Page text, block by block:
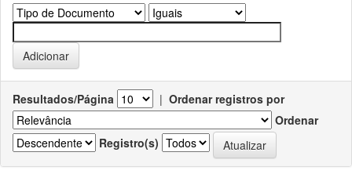
Resultados/Página | Ordenar registros por
Ordenar
Registro(s)